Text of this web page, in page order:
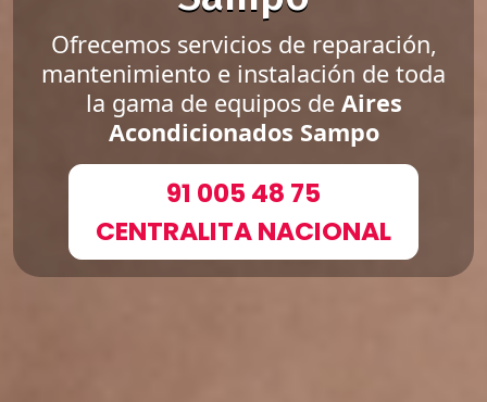
Ofrecemos servicios de reparación,
mantenimiento e instalación de toda
la gama de equipos de Aires
Acondicionados Sampo
91 005 48 75
CENTRALITA NACIONAL